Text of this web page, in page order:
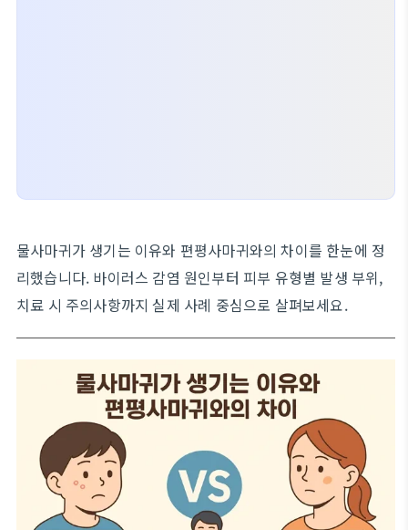
물사마귀가 생기는 이유와 편평사마귀와의 차이를 한눈에 정
리했습니다. 바이러스 감염 원인부터 피부 유형별 발생 부위,
치료 시 주의사항까지 실제 사례 중심으로 살펴보세요.